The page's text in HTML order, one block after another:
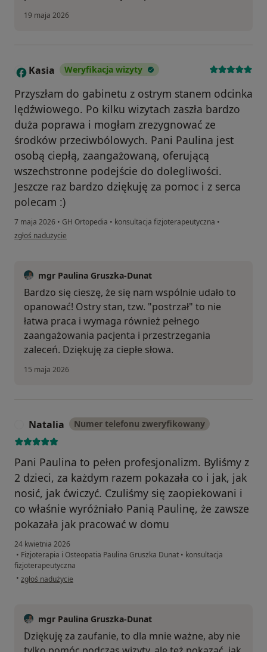
19 maja 2026
K Kasia Weryfikacja wizyty
Przyszłam do gabinetu z ostrym stanem odcinka
lędźwiowego. Po kilku wizytach zaszła bardzo
duża poprawa i mogłam zrezygnować ze
środków przeciwbólowych. Pani Paulina jest
osobą ciepłą, zaangażowaną, oferującą
wszechstronne podejście do dolegliwości.
Jeszcze raz bardzo dziękuję za pomoc i z serca
polecam :)
7 maja 2026 • GH Ortopedia • konsultacja fizjoterapeutyczna •
w opinii użytkownika Kasia
zgłoś nadużycie
mgr Paulina Gruszka-Dunat
Bardzo się cieszę, że się nam wspólnie udało to
opanować! Ostry stan, tzw. "postrzał" to nie
łatwa praca i wymaga również pełnego
zaangażowania pacjenta i przestrzegania
zaleceń. Dziękuję za ciepłe słowa.
15 maja 2026
Natalia Numer telefonu zweryfikowany
Pani Paulina to pełen profesjonalizm. Byliśmy z
2 dzieci, za każdym razem pokazała co i jak, jak
nosić, jak ćwiczyć. Czuliśmy się zaopiekowani i
co właśnie wyróżniało Panią Paulinę, że zawsze
pokazała jak pracować w domu
24 kwietnia 2026
• Fizjoterapia i Osteopatia Paulina Gruszka Dunat • konsultacja
fizjoterapeutyczna
• w opinii użytkownika Natalia
zgłoś nadużycie
mgr Paulina Gruszka-Dunat
Dziękuję za zaufanie, to dla mnie ważne, aby nie